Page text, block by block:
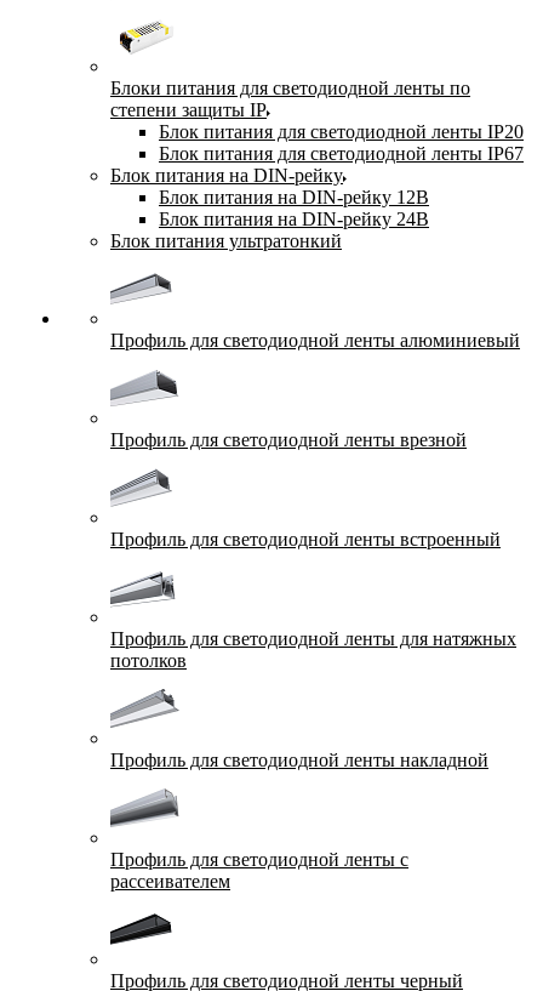
Блоки питания для светодиодной ленты по
степени защиты IP
Блок питания для светодиодной ленты IP20
Блок питания для светодиодной ленты IP67
Блок питания на DIN-рейку
Блок питания на DIN-рейку 12В
Блок питания на DIN-рейку 24В
Блок питания ультратонкий
Профиль для светодиодной ленты алюминиевый
Профиль для светодиодной ленты врезной
Профиль для светодиодной ленты встроенный
Профиль для светодиодной ленты для натяжных
потолков
Профиль для светодиодной ленты накладной
Профиль для светодиодной ленты с
рассеивателем
Профиль для светодиодной ленты черный